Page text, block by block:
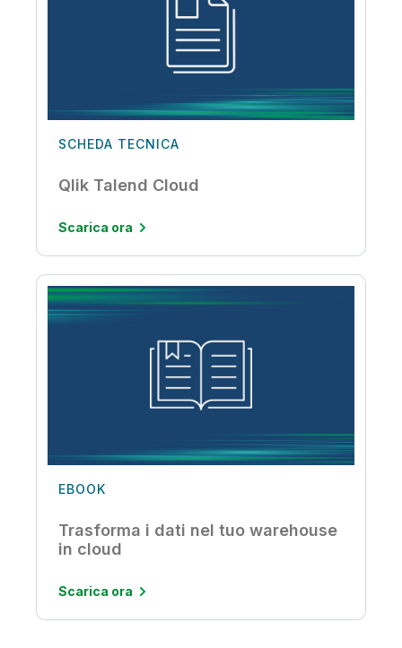
SCHEDA TECNICA
Qlik Talend Cloud
Scarica ora
EBOOK
Trasforma i dati nel tuo warehouse
in cloud
Scarica ora